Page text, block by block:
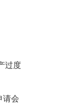
过度
请会